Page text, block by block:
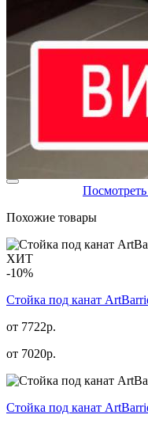
Похожие товары
ХИТ
-10%
Стойка под канат
от 7722р.
от 7020р.
Стойка под канат